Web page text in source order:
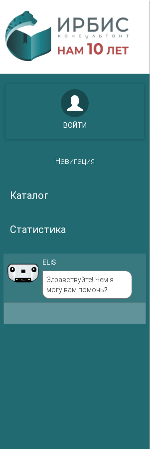
ВОЙТИ
Навигация
Каталог
Статистика
ELiS
Здравствуйте! Чем я
могу вам помочь?